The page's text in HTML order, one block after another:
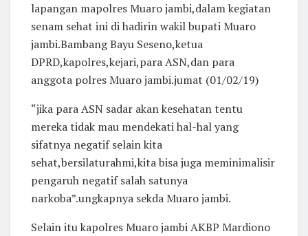
lapangan mapolres Muaro jambi,dalam kegiatan
senam sehat ini di hadirin wakil bupati Muaro
jambi.Bambang Bayu Seseno,ketua
DPRD,kapolres,kejari,para ASN,dan para
anggota polres Muaro jambi.jumat (01/02/19)
“jika para ASN sadar akan kesehatan tentu
mereka tidak mau mendekati hal-hal yang
sifatnya negatif selain kita
sehat,bersilaturahmi,kita bisa juga meminimalisir
pengaruh negatif salah satunya
narkoba”.ungkapnya sekda Muaro jambi.
Selain itu kapolres Muaro jambi AKBP Mardiono